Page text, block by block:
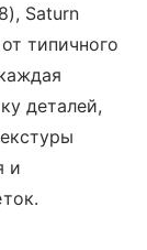
Saturn
типичного
деталей,
и